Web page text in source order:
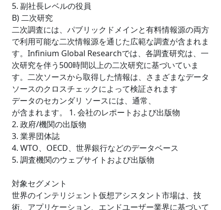
5. 副社長レベルの役員
B) 二次研究
二次調査には、パブリックドメインと有料情報源の両方
で利用可能な二次情報源を通じた広範な調査が含まれま
す。Infinium Global Researchでは、各調査研究は、一
次研究を伴う500時間以上の二次研究に基づいていま
す。二次ソースから取得した情報は、さまざまなデータ
ソースのクロスチェックによって検証されます
データのセカンダリ ソースには、通常、
が含まれます。 1. 会社のレポートおよび出版物
2. 政府/機関の出版物
3. 業界団体誌
4. WTO、OECD、世界銀行などのデータベース
5. 調査機関のウェブサイトおよび出版物
対象セグメント
世界のインテリジェント仮想アシスタント市場は、技
術、アプリケーション、エンドユーザー業界に基づいて